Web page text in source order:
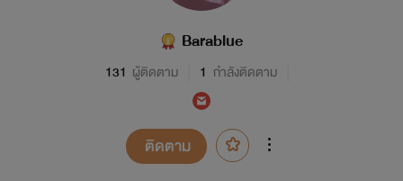
Barablue
131 ผู้ติดตาม 1 กำลังติดตาม
ติดตาม